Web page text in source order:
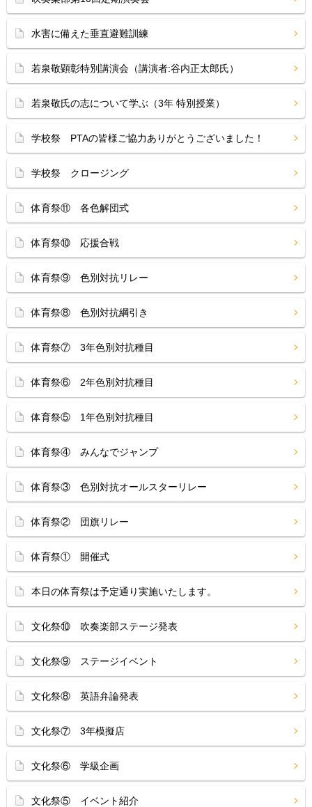
水害に備えた垂直避難訓練
若泉敬顕彰特別講演会（講演者:谷内正太郎氏）
若泉敬氏の志について学ぶ（3年 特別授業）
学校祭 PTAの皆様ご協力ありがとうございました！
学校祭 クロージング
体育祭⑪ 各色解団式
体育祭⑩ 応援合戦
体育祭⑨ 色別対抗リレー
体育祭⑧ 色別対抗綱引き
体育祭⑦ 3年色別対抗種目
体育祭⑥ 2年色別対抗種目
体育祭⑤ 1年色別対抗種目
体育祭④ みんなでジャンプ
体育祭③ 色別対抗オールスターリレー
体育祭② 団旗リレー
体育祭① 開催式
本日の体育祭は予定通り実施いたします。
文化祭⑩ 吹奏楽部ステージ発表
文化祭⑨ ステージイベント
文化祭⑧ 英語弁論発表
文化祭⑦ 3年模擬店
文化祭⑥ 学級企画
文化祭⑤ イベント紹介